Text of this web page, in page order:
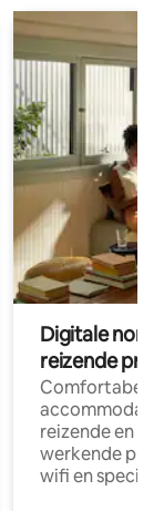
Digitale
reizende
Comfortabele
reizende en
werkende
wifi en